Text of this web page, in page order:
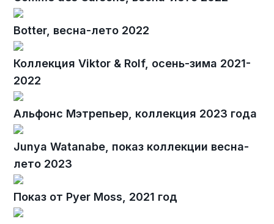
Botter, весна-лето 2022
Коллекция Viktor & Rolf, осень-зима 2021-
2022
Альфонс Мэтрепьер, коллекция 2023 года
Junya Watanabe, показ коллекции весна-
лето 2023
Показ от Pyer Moss, 2021 год